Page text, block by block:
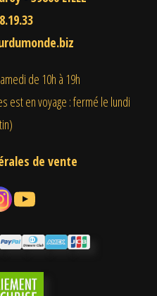
de 10h à 19h
est en voyage : fermé le lundi
de vente
YouTube